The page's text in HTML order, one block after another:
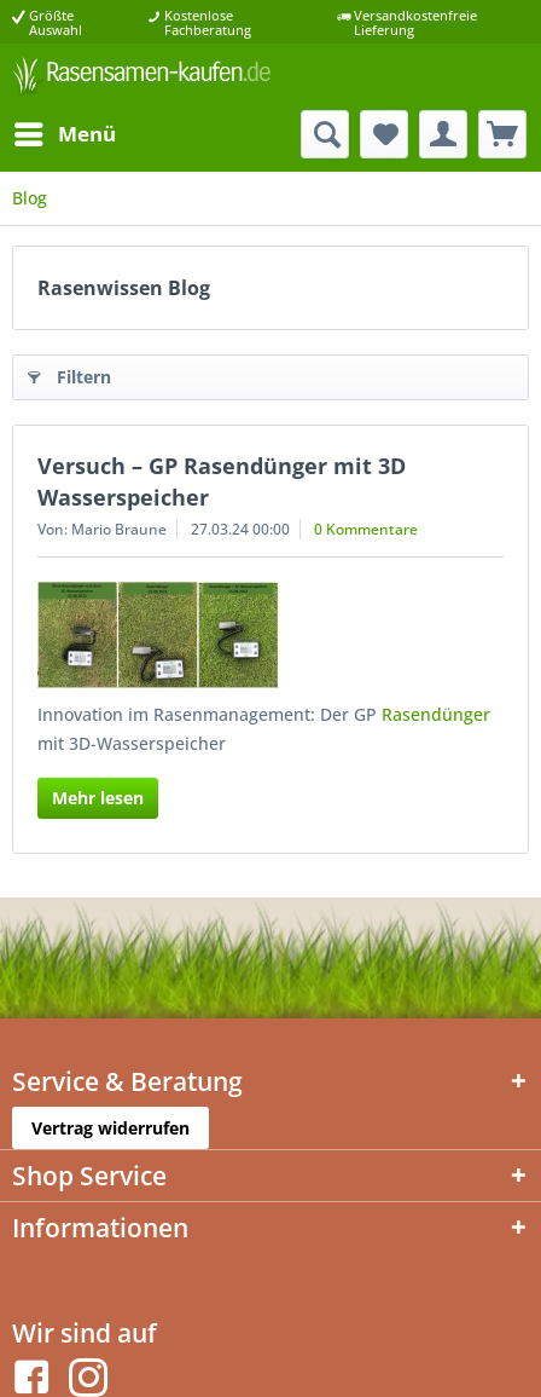
Größte
Auswahl
Kostenlose
Fachberatung
Versandkostenfreie
Lieferung
Menü
Blog
Rasenwissen Blog
Filtern
Versuch – GP Rasendünger mit 3D
Wasserspeicher
Von: Mario Braune 27.03.24 00:00 0 Kommentare
Innovation im Rasenmanagement: Der GP Rasendünger
mit 3D-Wasserspeicher
Mehr lesen
Service & Beratung
Vertrag widerrufen
Shop Service
Informationen
Wir sind auf